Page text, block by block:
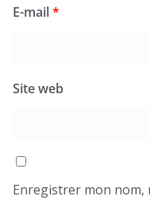
E-mail*
Site web
Enregistrer mon nom,